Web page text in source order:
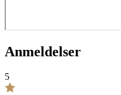
Anmeldelser
5